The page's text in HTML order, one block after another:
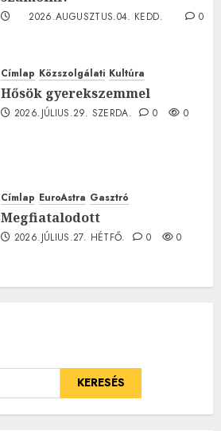
2026.AUGUSZTUS.04. KEDD.
0
Címlap Közszolgálati Kultúra
Hősök gyerekszemmel
2026.JÚLIUS.29. SZERDA. 0 0
Címlap EuroAstra Gasztró
Megfiatalodott
2026.JÚLIUS.27. HÉTFŐ. 0 0
KERESÉS